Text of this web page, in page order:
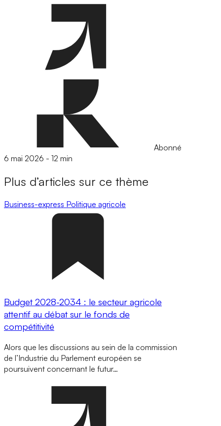
Abonné
6 mai 2026 - 12 min
Plus d’articles sur ce thème
Business-express Politique agricole
Budget 2028-2034 : le secteur agricole
attentif au débat sur le fonds de
compétitivité
Alors que les discussions au sein de la commission
de l’Industrie du Parlement européen se
poursuivent concernant le futur…